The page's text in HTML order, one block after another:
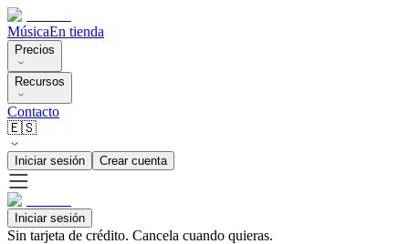
MúsicaEn tienda
Precios
Recursos
Contacto
🇪🇸
Iniciar sesión Crear cuenta
Iniciar sesión
Sin tarjeta de crédito. Cancela cuando quieras.